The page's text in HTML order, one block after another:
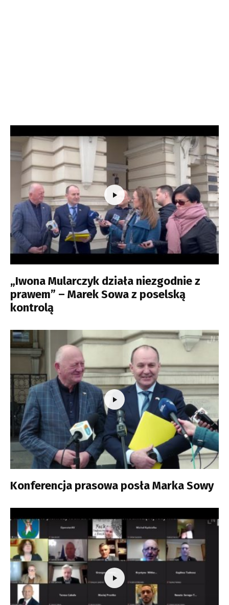
„Iwona Mularczyk działa niezgodnie z
prawem” – Marek Sowa z poselską
kontrolą
Konferencja prasowa posła Marka Sowy